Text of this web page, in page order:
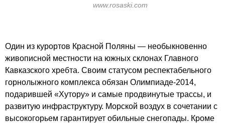
www.rosaski.com
Один из курортов Красной Поляны — необыкновенно
живописной местности на южных склонах Главного
Кавказского хребта. Своим статусом респектабельного
горнолыжного комплекса обязан Олимпиаде-2014,
подарившей «Хутору» и самые продвинутые трассы, и
развитую инфраструктуру. Морской воздух в сочетании с
высокогорьем гарантирует обильные снегопады. Кроме